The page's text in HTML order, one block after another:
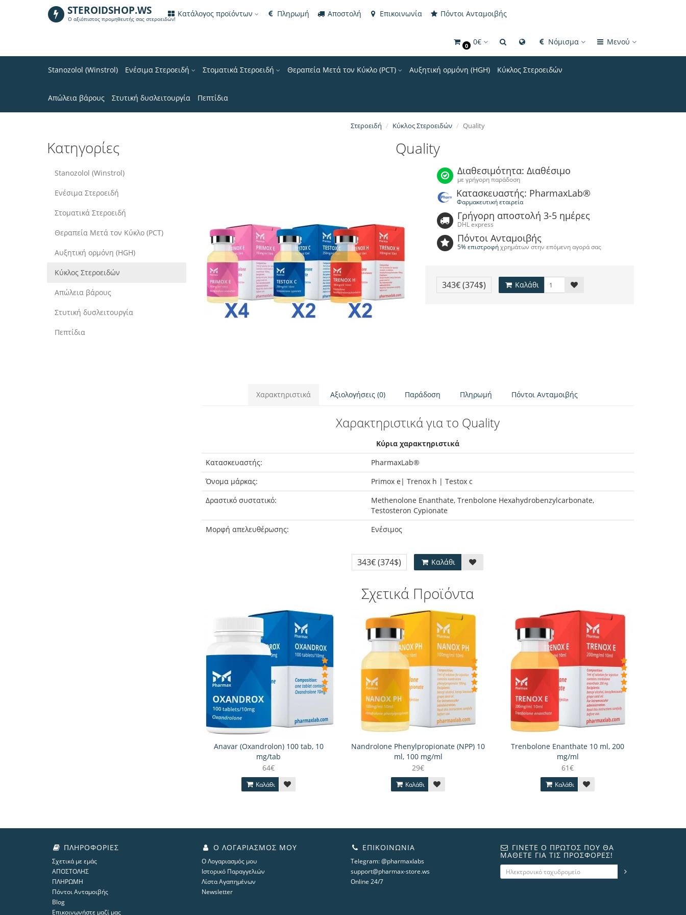
STEROIDSHOP.WS
Ο αξιόπιστος προμηθευτής σας στεροειδών!
Κατάλογος προϊόντων Πληρωμή Αποστολή Επικοινωνία Πόντοι Ανταμοιβής
0 0€ Νόμισμα Μενού
Stanozolol (Winstrol) Ενέσιμα Στεροειδή Στοματικά Στεροειδή Θεραπεία Μετά τον Κύκλο (PCT) Αυξητική ορμόνη (HGH) Κύκλος Στεροειδών
Απώλεια βάρους Στυτική δυσλειτουργία Πεπτίδια
Κατηγορίες
Stanozolol (Winstrol)
Ενέσιμα Στεροειδή
Στοματικά Στεροειδή
Θεραπεία Μετά τον Κύκλο (PCT)
Αυξητική ορμόνη (HGH)
Κύκλος Στεροειδών
Απώλεια βάρους
Στυτική δυσλειτουργία
Πεπτίδια
Στεροειδή Κύκλος Στεροειδών Quality
Quality
Διαθεσιμότητα: Διαθέσιμο
με γρήγορη παράδοση
Κατασκευαστής: PharmaxLab®
Φαρμακευτική εταιρεία
Γρήγορη αποστολή 3-5 ημέρες
DHL express
Πόντοι Ανταμοιβής
5% επιστροφήχρημάτων στην επόμενη αγορά σας
343€(374$) Καλάθι
Χαρακτηριστικά Αξιολογήσεις (0) Παράδοση Πληρωμή Πόντοι Ανταμοιβής
Χαρακτηριστικά για το Quality
Κύρια χαρακτηριστικά
Κατασκευαστής:
PharmaxLab®
Όνομα μάρκας:
Primox e| Trenox h | Testox c
Δραστικό συστατικό:
Methenolone Enanthate, Trenbolone Hexahydrobenzylcarbonate,
Testosteron Cypionate
Μορφή απελευθέρωσης:
Ενέσιμος
343€(374$) Καλάθι
Σχετικά Προϊόντα
Anavar (Oxandrolon) 100 tab, 10
mg/tab
64€
Καλάθι
Nandrolone Phenylpropionate (NPP) 10
ml, 100 mg/ml
29€
Καλάθι
Trenbolone Enanthate 10 ml, 200
mg/ml
61€
Καλάθι
ΠΛΗΡΟΦΟΡΊΕΣ
Σχετικά με εμάς
ΑΠΟΣΤΟΛΗΣ
ΠΛΗΡΩΜΗ
Πόντοι Ανταμοιβής
Blog
Επικοινωνήστε μαζί μας
Ο ΛΟΓΑΡΙΑΣΜΌΣ ΜΟΥ
Ο Λογαριασμός μου
Ιστορικό Παραγγελιών
Λίστα Αγαπημένων
Newsletter
ΕΠΙΚΟΙΝΩΝΊΑ
Telegram: @pharmaxlabs
support@pharmax-store.ws
Online 24/7
ΓΊΝΕΤΕ Ο ΠΡΏΤΟΣ ΠΟΥ ΘΑ
ΜΆΘΕΤΕ ΓΙΑ ΤΙΣ ΠΡΟΣΦΟΡΈΣ!